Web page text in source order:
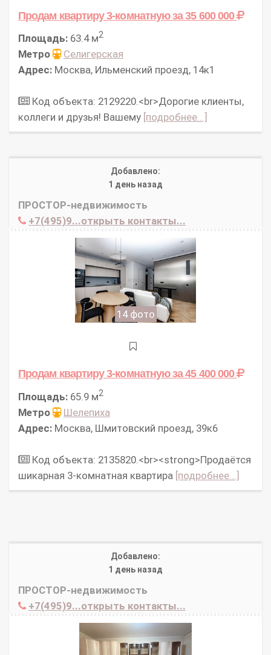
Продам квартиру 3-комнатнуюза 35 600 000
Площадь: 63.4 м2
Метро
Селигерская
Адрес: Москва, Ильменский проезд, 14к1
Код объекта: 2129220.<br>Дорогие клиенты,
коллеги и друзья! Вашему [подробнее...]
Добавлено:
1 день назад
ПРОСТОР-недвижимость
+7(495)9...открыть контакты...
14 фото
Продам квартиру 3-комнатнуюза 45 400 000
Площадь: 65.9 м2
Метро
Шелепиха
Адрес: Москва, Шмитовский проезд, 39к6
Код объекта: 2135820.<br><strong>Продаётся
шикарная 3-комнатная квартира [подробнее...]
Добавлено:
1 день назад
ПРОСТОР-недвижимость
+7(495)9...открыть контакты...